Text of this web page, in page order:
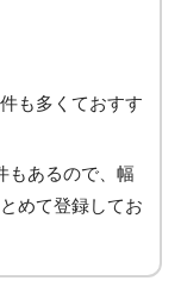
も多くておすす
もあるので、幅
めて登録してお